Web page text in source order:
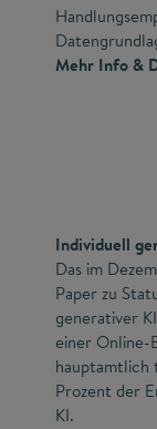
Mehr Info &
Individuell
Das im
Paper zu
generativer
einer Online-
hauptamtlich
Prozent der
KI.